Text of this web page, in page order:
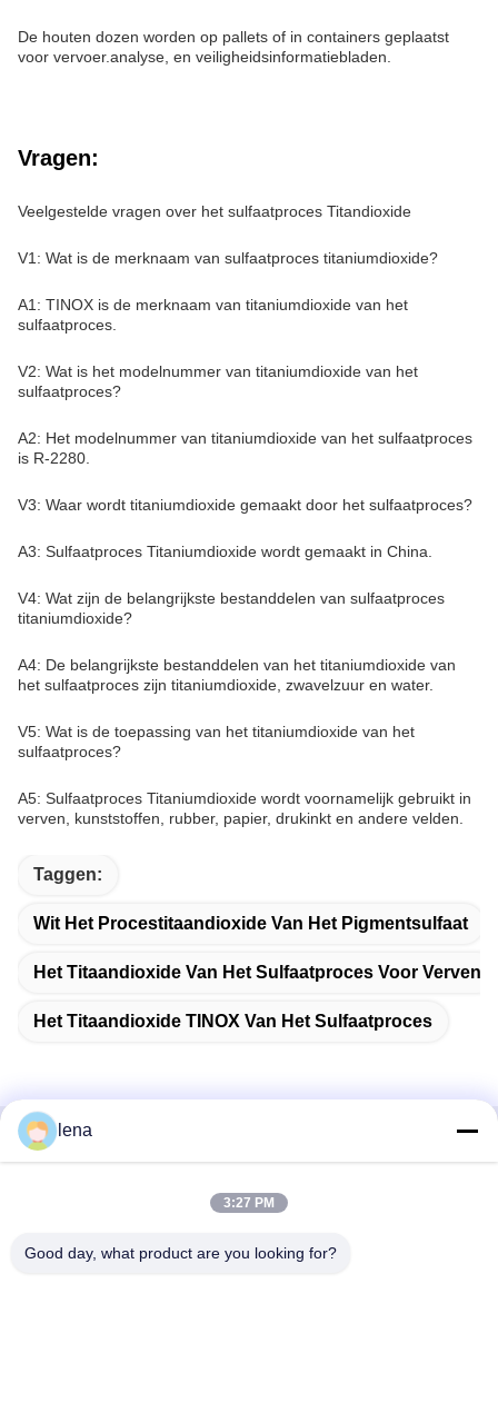
De houten dozen worden op pallets of in containers geplaatst
voor vervoer.analyse, en veiligheidsinformatiebladen.
Vragen:
Veelgestelde vragen over het sulfaatproces Titandioxide
V1: Wat is de merknaam van sulfaatproces titaniumdioxide?
A1: TINOX is de merknaam van titaniumdioxide van het
sulfaatproces.
V2: Wat is het modelnummer van titaniumdioxide van het
sulfaatproces?
A2: Het modelnummer van titaniumdioxide van het sulfaatproces
is R-2280.
V3: Waar wordt titaniumdioxide gemaakt door het sulfaatproces?
A3: Sulfaatproces Titaniumdioxide wordt gemaakt in China.
V4: Wat zijn de belangrijkste bestanddelen van sulfaatproces
titaniumdioxide?
A4: De belangrijkste bestanddelen van het titaniumdioxide van
het sulfaatproces zijn titaniumdioxide, zwavelzuur en water.
V5: Wat is de toepassing van het titaniumdioxide van het
sulfaatproces?
A5: Sulfaatproces Titaniumdioxide wordt voornamelijk gebruikt in
verven, kunststoffen, rubber, papier, drukinkt en andere velden.
Taggen:
Wit Het Procestitaandioxide Van Het Pigmentsulfaat
Het Titaandioxide Van Het Sulfaatproces Voor Verven
Het Titaandioxide TINOX Van Het Sulfaatproces
Snel contact
1st Verdieping, No.40, No.69, de Middenstraat van
lena
3:27 PM
Good day, what product are you looking for?